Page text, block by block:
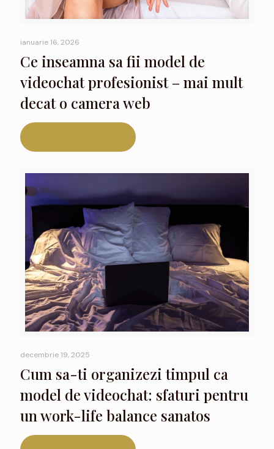
ianuarie 16, 2026
Ce inseamna sa fii model de
videochat profesionist – mai mult
decat o camera web
decembrie 19, 2025
Cum sa-ti organizezi timpul ca
model de videochat: sfaturi pentru
un work-life balance sanatos